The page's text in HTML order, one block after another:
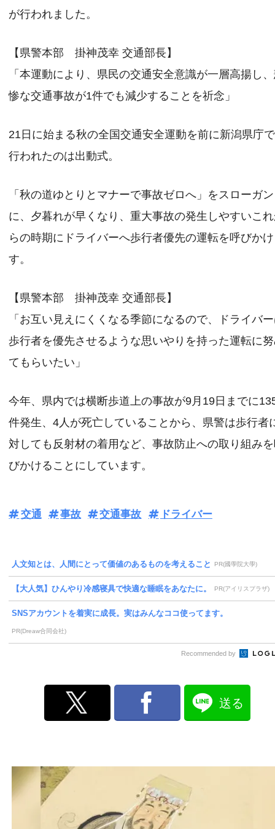
が行われました。
【県警本部 掛神茂幸 交通部長】
「本運動により、県民の交通安全意識が一層高揚し
惨な交通事故が1件でも減少することを祈念」
21日に始まる秋の全国交通安全運動を前に新潟県庁で
行われたのは出動式。
「秋の道ゆとりとマナーで事故ゼロへ」をスローガン
に、夕暮れが早くなり、重大事故の発生しやすいこ
らの時期にドライバーへ歩行者優先の運転を呼びか
す。
【県警本部 掛神茂幸 交通部長】
「お互い見えにくくなる季節になるので、ドライバ
歩行者を優先させるような思いやりを持った運転に
てもらいたい」
今年、県内では横断歩道上の事故が9月19日までに
件発生、4人が死亡していることから、県警は歩行者
対しても反射材の着用など、事故防止への取り組み
びかけることにしています。
交通 事故 交通事故 ドライバー
人文知とは、人間にとって価値のあるものを考えること PR(國學院大學)
【大人気】ひんやり冷感寝具で快適な睡眠をあなたに。 PR(アイリスプラザ)
SNSアカウントを着実に成長。実はみんなココ使ってます。
PR(Dreaw合同会社)
Recommended by
送る